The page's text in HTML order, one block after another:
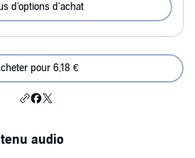
d'options d'achat
pour 6,18 €
audio